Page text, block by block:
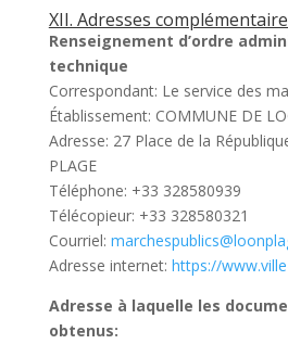
XII. Adresses
Renseignement d’ordre
technique
Correspondant: Le service des
Établissement: COMMUNE DE
Adresse: 27 Place de la
PLAGE
Téléphone: +33 328580939
Télécopieur: +33 328580321
Courriel:
Adresse internet: https://
Adresse à laquelle les
obtenus: